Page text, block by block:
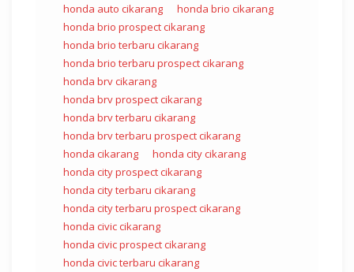
honda auto cikarang
honda brio cikarang
honda brio prospect cikarang
honda brio terbaru cikarang
honda brio terbaru prospect cikarang
honda brv cikarang
honda brv prospect cikarang
honda brv terbaru cikarang
honda brv terbaru prospect cikarang
honda cikarang
honda city cikarang
honda city prospect cikarang
honda city terbaru cikarang
honda city terbaru prospect cikarang
honda civic cikarang
honda civic prospect cikarang
honda civic terbaru cikarang